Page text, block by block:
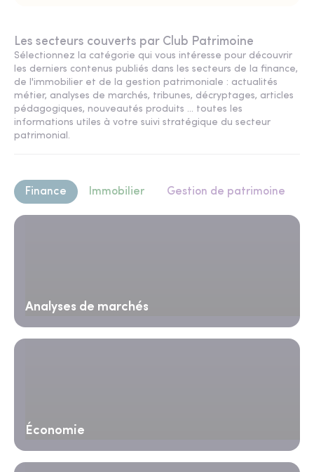
Les secteurs couverts par Club Patrimoine
Sélectionnez la catégorie qui vous intéresse pour découvrir
les derniers contenus publiés dans les secteurs de la finance,
de l'immobilier et de la gestion patrimoniale : actualités
métier, analyses de marchés, tribunes, décryptages, articles
pédagogiques, nouveautés produits ... toutes les
informations utiles à votre suivi stratégique du secteur
patrimonial.
Finance Immobilier Gestion de patrimoine
Analyses de marchés
Économie